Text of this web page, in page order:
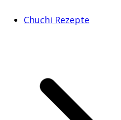
Chuchi Rezepte